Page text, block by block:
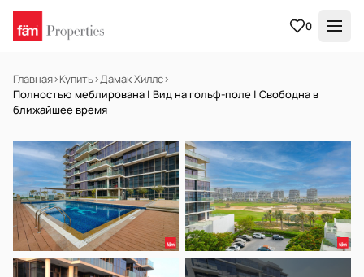
0
Главная›Купить›Дамак Хиллс›
Полностью меблирована | Вид на гольф-поле | Свободна в
ближайшее время
НА ПРОДАЖУ Готов к заселению